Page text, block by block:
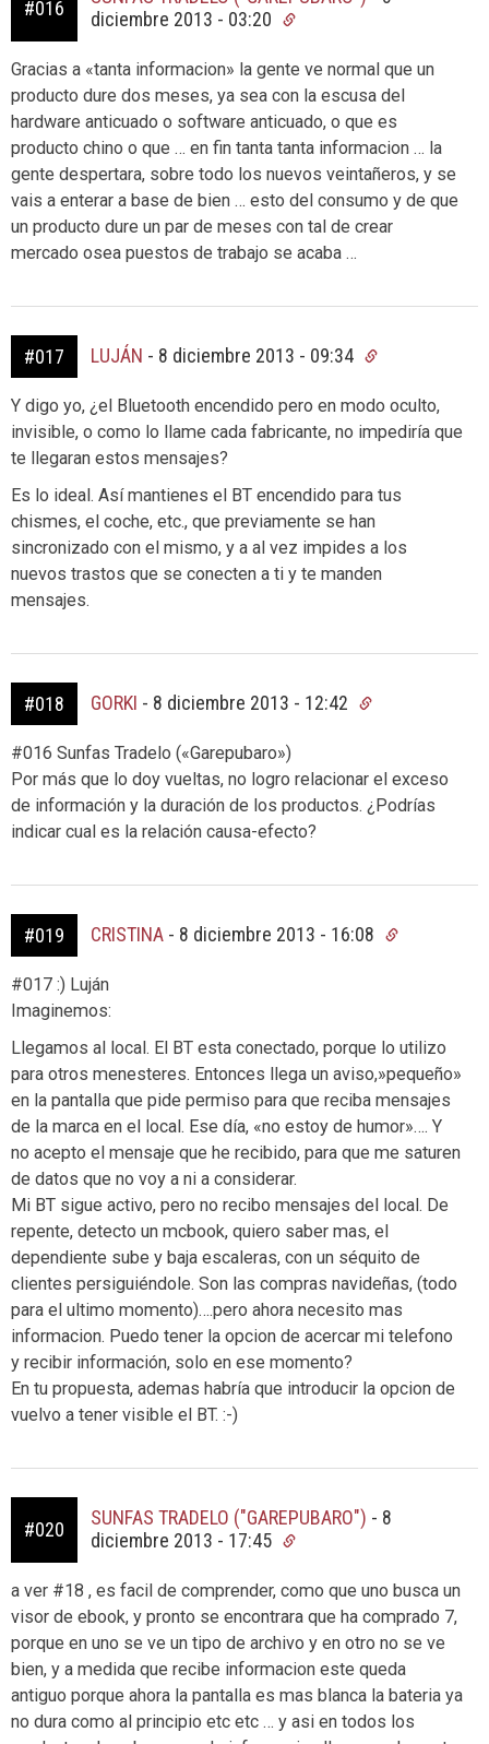
#016
diciembre 2013 - 03:20
Gracias a «tanta informacion» la gente ve normal que un
producto dure dos meses, ya sea con la escusa del
hardware anticuado o software anticuado, o que es
producto chino o que … en fin tanta tanta informacion … la
gente despertara, sobre todo los nuevos veintañeros, y se
vais a enterar a base de bien … esto del consumo y de que
un producto dure un par de meses con tal de crear
mercado osea puestos de trabajo se acaba …
#017 LUJÁN - 8 diciembre 2013 - 09:34
Y digo yo, ¿el Bluetooth encendido pero en modo oculto,
invisible, o como lo llame cada fabricante, no impediría que
te llegaran estos mensajes?
Es lo ideal. Así mantienes el BT encendido para tus
chismes, el coche, etc., que previamente se han
sincronizado con el mismo, y a al vez impides a los
nuevos trastos que se conecten a ti y te manden
mensajes.
#018 GORKI - 8 diciembre 2013 - 12:42
#016 Sunfas Tradelo («Garepubaro»)
Por más que lo doy vueltas, no logro relacionar el exceso
de información y la duración de los productos. ¿Podrías
indicar cual es la relación causa-efecto?
#019 CRISTINA - 8 diciembre 2013 - 16:08
#017 :) Luján
Imaginemos:
Llegamos al local. El BT esta conectado, porque lo utilizo
para otros menesteres. Entonces llega un aviso,»pequeño»
en la pantalla que pide permiso para que reciba mensajes
de la marca en el local. Ese día, «no estoy de humor»…. Y
no acepto el mensaje que he recibido, para que me saturen
de datos que no voy a ni a considerar.
Mi BT sigue activo, pero no recibo mensajes del local. De
repente, detecto un mcbook, quiero saber mas, el
dependiente sube y baja escaleras, con un séquito de
clientes persiguiéndole. Son las compras navideñas, (todo
para el ultimo momento)….pero ahora necesito mas
informacion. Puedo tener la opcion de acercar mi telefono
y recibir información, solo en ese momento?
En tu propuesta, ademas habría que introducir la opcion de
vuelvo a tener visible el BT. :-)
#020
SUNFAS TRADELO ("GAREPUBARO") - 8
diciembre 2013 - 17:45
a ver #18 , es facil de comprender, como que uno busca un
visor de ebook, y pronto se encontrara que ha comprado 7,
porque en uno se ve un tipo de archivo y en otro no se ve
bien, y a medida que recibe informacion este queda
antiguo porque ahora la pantalla es mas blanca la bateria ya
no dura como al principio etc etc … y asi en todos los